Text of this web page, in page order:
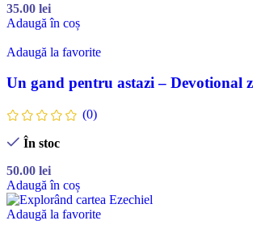
35.00 lei
Adaugă în coș
Adaugă la favorite
Un gand pentru astazi – Devotional
(0)
În stoc
50.00 lei
Adaugă în coș
Adaugă la favorite